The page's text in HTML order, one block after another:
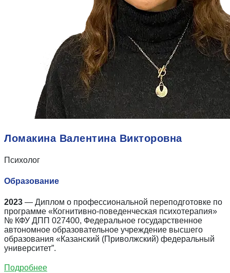
Ломакина Валентина Викторовна
Психолог
Образование
2023 — Диплом о профессиональной переподготовке по
программе «Когнитивно-поведенческая психотерапия»
№ КФУ ДПП 027400, Федеральное государственное
автономное образовательное учреждение высшего
образования «Казанский (Приволжский) федеральный
университет”.
Подробнее